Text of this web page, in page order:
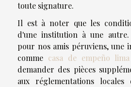
toute signature.
Il est à noter que les
d'une institution à une
pour nos amis péruviens, une
comme casa de empeño
demander des pièces
aux réglementations